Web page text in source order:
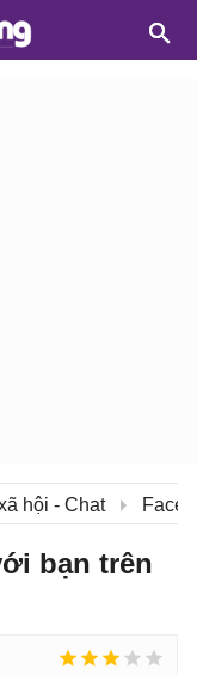
hội - Chat
bạn trên